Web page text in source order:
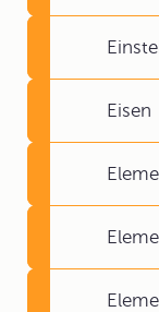
Eisen